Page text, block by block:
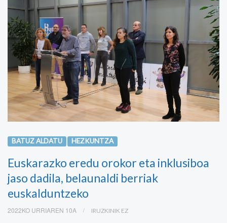
BATUZ ALDATU HEZKUNTZA
Euskarazko eredu orokor eta inklusiboa
jaso dadila, belaunaldi berriak
euskalduntzeko
2022KO URRIAREN 10A IRUZKINIK EZ